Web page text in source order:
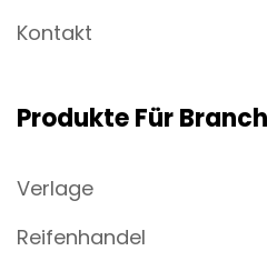
Kontakt
Produkte Für
Verlage
Reifenhandel